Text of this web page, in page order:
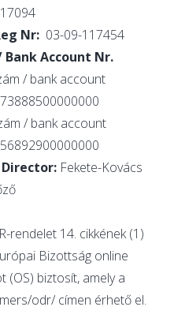
Nr: 03-09-117454
Account Nr.
/ bank account
/ bank account
Fekete-Kovács
rendelet 14. cikkének (1)
Bizottság online
biztosít, amely a
odr/ címen érhető el.